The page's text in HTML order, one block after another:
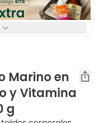
Marino en
y Vitamina
g